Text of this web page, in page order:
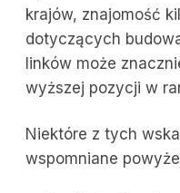
krajów, znajomość
dotyczących
linków może
wyższej pozycji w
Niektóre z tych
wspomniane